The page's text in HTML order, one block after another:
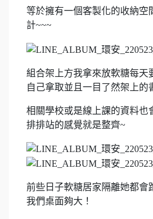
等於擁有一個客製化的收納空
計~~~
組合架上方我拿來放軟糖每天
自己拿取並且一目了然架上的
相關學校或是線上課的資料也
排排站的感覺就是整齊~
前些日子軟糖居家隔離她都會
我們桌面夠大！